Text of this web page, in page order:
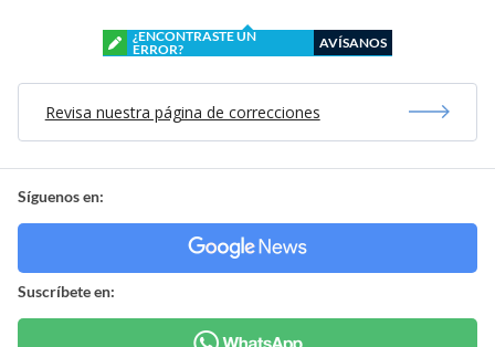
¿ENCONTRASTE UN
ERROR?
AVÍSANOS
Revisa nuestra página de correcciones
Síguenos en:
Suscríbete en: